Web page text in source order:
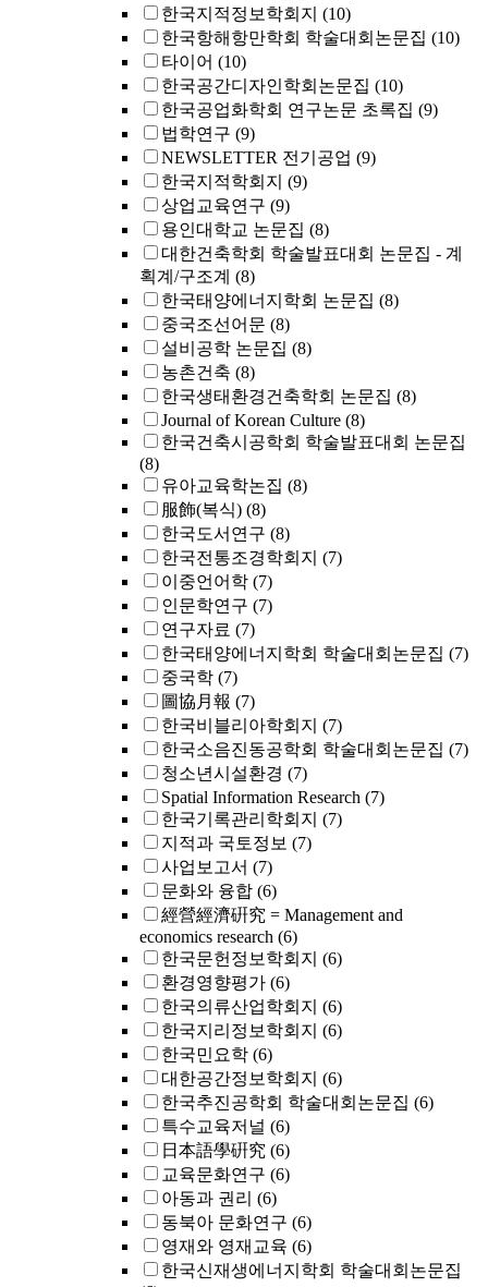
한국지적정보학회지 (10)
한국항해항만학회 학술대회논문집 (10)
타이어 (10)
한국공간디자인학회논문집 (10)
한국공업화학회 연구논문 초록집 (9)
법학연구 (9)
NEWSLETTER 전기공업 (9)
한국지적학회지 (9)
상업교육연구 (9)
용인대학교 논문집 (8)
대한건축학회 학술발표대회 논문집 - 계
획계/구조계 (8)
한국태양에너지학회 논문집 (8)
중국조선어문 (8)
설비공학 논문집 (8)
농촌건축 (8)
한국생태환경건축학회 논문집 (8)
Journal of Korean Culture (8)
한국건축시공학회 학술발표대회 논문집
(8)
유아교육학논집 (8)
服飾(복식) (8)
한국도서연구 (8)
한국전통조경학회지 (7)
이중언어학 (7)
인문학연구 (7)
연구자료 (7)
한국태양에너지학회 학술대회논문집 (7)
중국학 (7)
圖協月報 (7)
한국비블리아학회지 (7)
한국소음진동공학회 학술대회논문집 (7)
청소년시설환경 (7)
Spatial Information Research (7)
한국기록관리학회지 (7)
지적과 국토정보 (7)
사업보고서 (7)
문화와 융합 (6)
經營經濟硏究 = Management and
economics research (6)
한국문헌정보학회지 (6)
환경영향평가 (6)
한국의류산업학회지 (6)
한국지리정보학회지 (6)
한국민요학 (6)
대한공간정보학회지 (6)
한국추진공학회 학술대회논문집 (6)
특수교육저널 (6)
日本語學硏究 (6)
교육문화연구 (6)
아동과 권리 (6)
동북아 문화연구 (6)
영재와 영재교육 (6)
한국신재생에너지학회 학술대회논문집